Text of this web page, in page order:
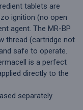
tablets are
ignition (no open
agent. The MR-BP
thread (cartridge not
safe to operate.
is a perfect
directly to the
separately.